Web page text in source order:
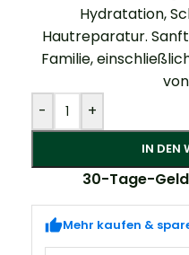
Hydratation,
Hautreparatur.
Familie,
-
+
IN DEN
Alternative:
30-Tage-
Mehr kaufen &